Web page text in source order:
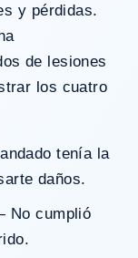
y pérdidas.
de lesiones
los cuatro
tenía la
daños.
No cumplió